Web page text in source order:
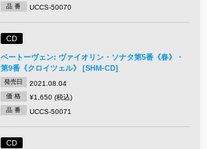
品 番 UCCS-50070
CD
ベートーヴェン: ヴァイオリン・ソナタ第5番《春》・
第9番《クロイツェル》 [SHM-CD]
発売日 2021.08.04
価 格 ¥1,650 (税込)
品 番 UCCS-50071
CD